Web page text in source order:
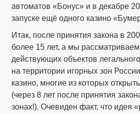
автоматов «Бонус» и в декабре
запуске ещё одного казино
Итак, после принятия закона в
более 15 лет, а мы
действующих объектов
на территории игорных зон
казино, многие из которых
(через 8 лет после принятия
зонах!). Очевиден факт, что идея